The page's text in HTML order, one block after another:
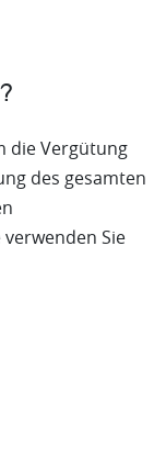
die Vergütung
des gesamten
Sie